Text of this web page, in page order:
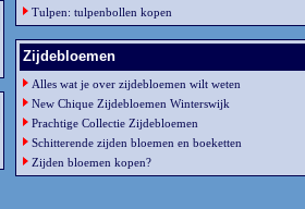
Tulpen: tulpenbollen kopen
Zijdebloemen
Alles wat je over zijdebloemen wilt weten
New Chique Zijdebloemen Winterswijk
Prachtige Collectie Zijdebloemen
Schitterende zijden bloemen en boeketten
Zijden bloemen kopen?